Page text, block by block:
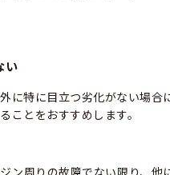
い
に特に目立つ劣化がない場合
ことをおすすめします。